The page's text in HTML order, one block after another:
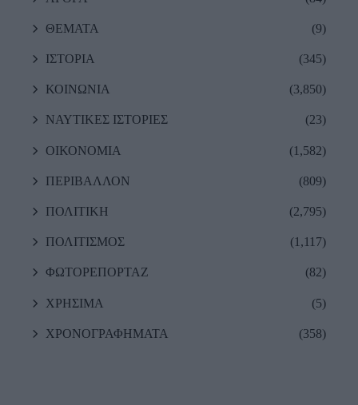
ΘΕΜΑΤΑ (9)
ΙΣΤΟΡΙΑ (345)
ΚΟΙΝΩΝΙΑ (3,850)
ΝΑΥΤΙΚΕΣ ΙΣΤΟΡΙΕΣ (23)
ΟΙΚΟΝΟΜΙΑ (1,582)
ΠΕΡΙΒΑΛΛΟΝ (809)
ΠΟΛΙΤΙΚΗ (2,795)
ΠΟΛΙΤΙΣΜΟΣ (1,117)
ΦΩΤΟΡΕΠΟΡΤΑΖ (82)
ΧΡΗΣΙΜΑ (5)
ΧΡΟΝΟΓΡΑΦΗΜΑΤΑ (358)